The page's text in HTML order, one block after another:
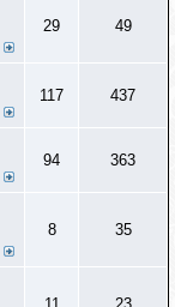
29 49
117 437
94 363
8 35